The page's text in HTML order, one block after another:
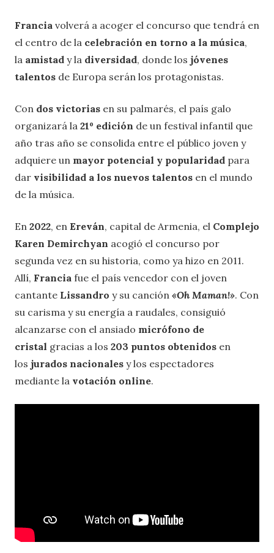
Francia volverá a acoger el concurso que tendrá en
el centro de la celebración en torno a la música,
la amistad y la diversidad, donde los jóvenes
talentos de Europa serán los protagonistas.
Con dos victorias en su palmarés, el país galo
organizará la 21º edición de un festival infantil que
año tras año se consolida entre el público joven y
adquiere un mayor potencial y popularidad para
dar visibilidad a los nuevos talentos en el mundo
de la música.
En 2022, en Ereván, capital de Armenia, el Complejo
Karen Demirchyan acogió el concurso por
segunda vez en su historia, como ya hizo en 2011.
Allí, Francia fue el país vencedor con el joven
cantante Lissandro y su canción «Oh Maman!». Con
su carisma y su energía a raudales, consiguió
alcanzarse con el ansiado micrófono de
cristal gracias a los 203 puntos obtenidos en
los jurados nacionales y los espectadores
mediante la votación online.